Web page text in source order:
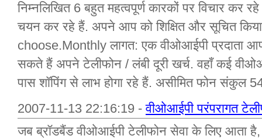
निम्नलिखित 6 बहुत महत्वपूर्ण कारकों पर विचार कर
चयन कर रहे हैं. अपने आप को शिक्षित और सूचित
choose.Monthly लागत: एक वीओआईपी प्रदाता
सकते हैं अपने टेलीफोन / लंबी दूरी खर्च. वहाँ कई
पास शॉपिंग से लाभ होगा रहे हैं. असीमित फोन
2007-11-13 22:16:19 -वीओआईपी परंपरागत
जब ब्रॉडबैंड वीओआईपी टेलीफोन सेवा के लिए आता है,